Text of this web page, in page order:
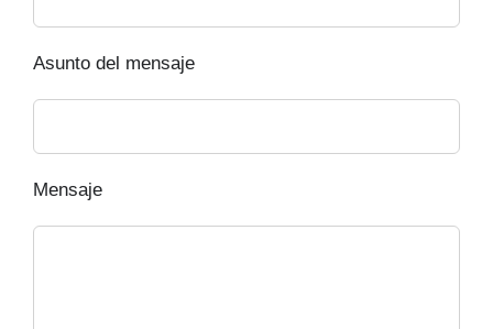
Asunto del mensaje
Mensaje